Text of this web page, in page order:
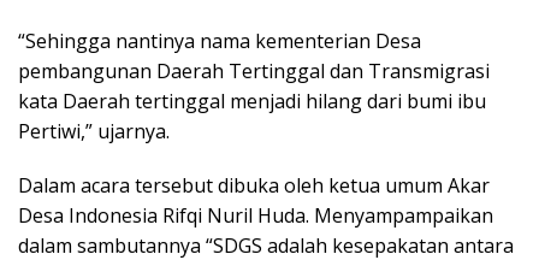
“Sehingga nantinya nama kementerian Desa
pembangunan Daerah Tertinggal dan Transmigrasi
kata Daerah tertinggal menjadi hilang dari bumi ibu
Pertiwi,” ujarnya.
Dalam acara tersebut dibuka oleh ketua umum Akar
Desa Indonesia Rifqi Nuril Huda. Menyampampaikan
dalam sambutannya “SDGS adalah kesepakatan antara